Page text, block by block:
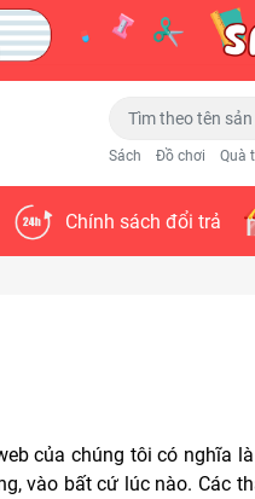
Sách Đồ chơi Quà
Chính sách đổi trả
của chúng tôi có nghĩa
vào bất cứ lúc nào. Các